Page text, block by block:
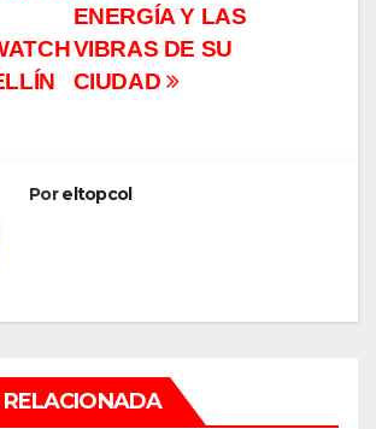
ENERGÍA Y LAS
VIBRAS DE SU
CIUDAD
Poreltopcol